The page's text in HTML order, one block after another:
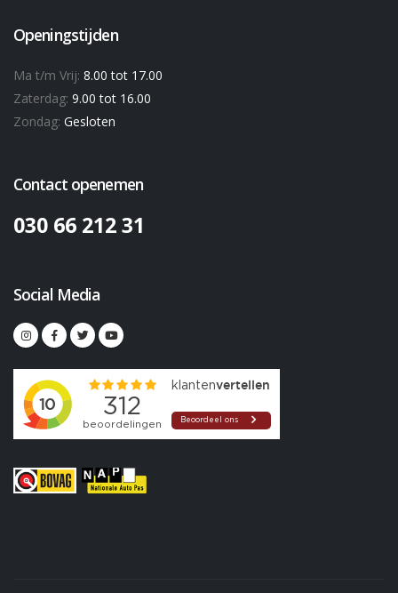
Openingstijden
Ma t/m Vrij: 8.00 tot 17.00
Zaterdag: 9.00 tot 16.00
Zondag: Gesloten
Contact openemen
030 66 212 31
Social Media